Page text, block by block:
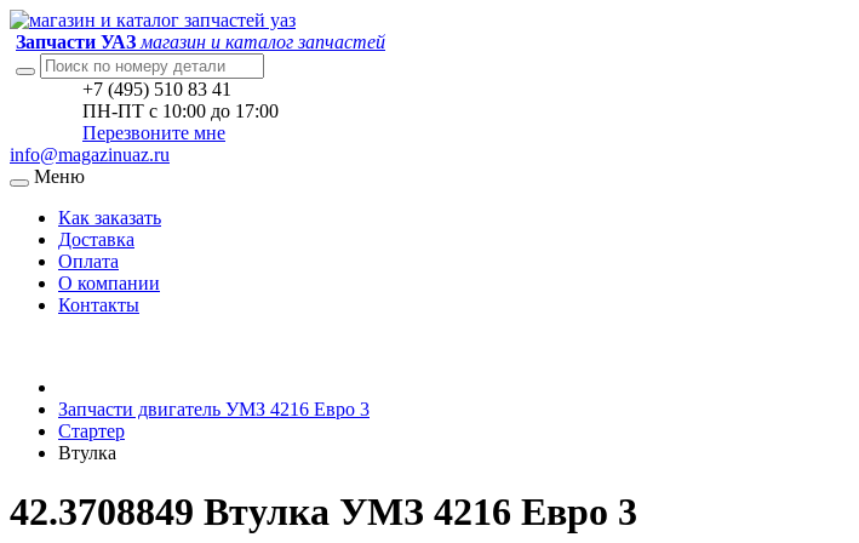
Запчасти УАЗ магазин и каталог запчастей
+7 (495) 510 83 41
ПН-ПТ с 10:00 до 17:00
Перезвоните мне
info@magazinuaz.ru
Меню
Как заказать
Доставка
Оплата
О компании
Контакты
Запчасти двигатель УМЗ 4216 Евро 3
Стартер
Втулка
42.3708849 Втулка УМЗ 4216 Евро 3